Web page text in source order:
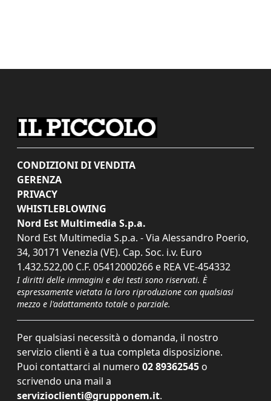
CONDIZIONI DI VENDITA
GERENZA
PRIVACY
WHISTLEBLOWING
Nord Est Multimedia S.p.a.
Nord Est Multimedia S.p.a. - Via Alessandro Poerio,
34, 30171 Venezia (VE). Cap. Soc. i.v. Euro
1.432.522,00 C.F. 05412000266 e REA VE-454332
I diritti delle immagini e dei testi sono riservati. È
espressamente vietata la loro riproduzione con qualsiasi
mezzo e l'adattamento totale o parziale.
Per qualsiasi necessità o domanda, il nostro
servizio clienti è a tua completa disposizione.
Puoi contattarci al numero 02 89362545 o
scrivendo una mail a
servizioclienti@grupponem.it.